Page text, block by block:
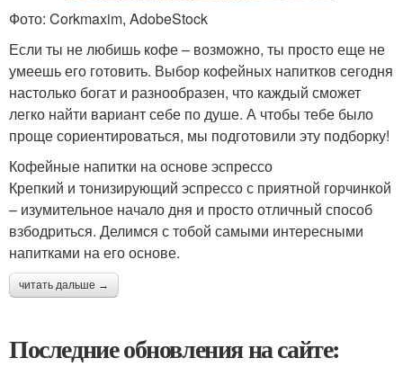
Фото: Corkmaxim, AdobeStock
Если ты не любишь кофе – возможно, ты просто еще не
умеешь его готовить. Выбор кофейных напитков сегодня
настолько богат и разнообразен, что каждый сможет
легко найти вариант себе по душе. А чтобы тебе было
проще сориентироваться, мы подготовили эту подборку!
Кофейные напитки на основе эспрессо
Крепкий и тонизирующий эспрессо с приятной горчинкой
– изумительное начало дня и просто отличный способ
взбодриться. Делимся с тобой самыми интересными
напитками на его основе.
читать дальше →
Последние обновления на сайте: